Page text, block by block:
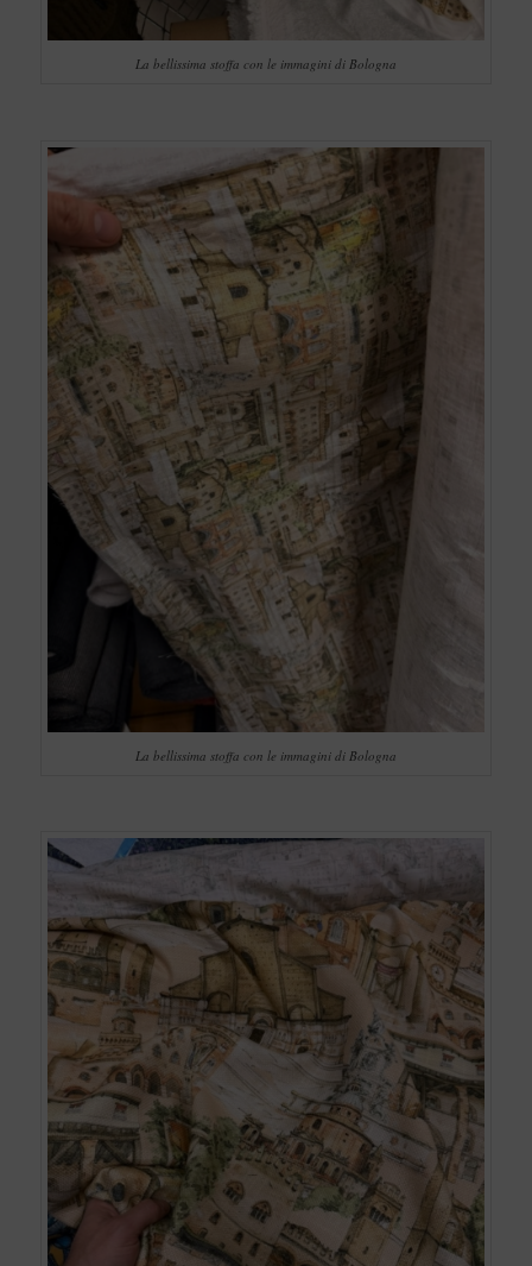
La bellissima stoffa con le immagini di Bologna
La bellissima stoffa con le immagini di Bologna